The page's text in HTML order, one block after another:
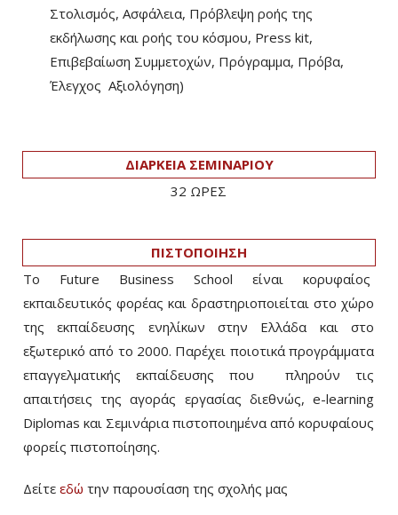
Στολισμός, Ασφάλεια, Πρόβλεψη ροής της
εκδήλωσης και ροής του κόσμου, Press kit,
Επιβεβαίωση Συμμετοχών, Πρόγραμμα, Πρόβα,
Έλεγχος Αξιολόγηση)
ΔΙΑΡΚΕΙΑ ΣΕΜΙΝΑΡΙΟΥ
32 ΩΡΕΣ
ΠΙΣΤΟΠΟΙΗΣΗ
Το Future Business School είναι κορυφαίος
εκπαιδευτικός φορέας και δραστηριοποιείται στο χώρο
της εκπαίδευσης ενηλίκων στην Ελλάδα και στο
εξωτερικό από το 2000. Παρέχει ποιοτικά προγράμματα
επαγγελματικής εκπαίδευσης που πληρούν τις
απαιτήσεις της αγοράς εργασίας διεθνώς, e-learning
Diplomas και Σεμινάρια πιστοποιημένα από κορυφαίους
φορείς πιστοποίησης.
Δείτε εδώ την παρουσίαση της σχολής μας